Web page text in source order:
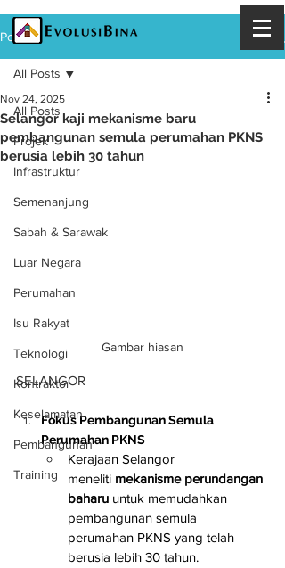
Post
All Posts
Projek
Infrastruktur
Semenanjung
Sabah & Sarawak
Luar Negara
Perumahan
Isu Rakyat
Teknologi
Kontraktor
Keselamatan
Pembangunan
Training
All Posts
Selangor kaji mekanisme baru
pembangunan semula perumahan PKNS
berusia lebih 30 tahun
Nov 24, 2025
Gambar hiasan
SELANGOR
Fokus Pembangunan Semula
Perumahan PKNS
Kerajaan Selangor
meneliti mekanisme perundangan
baharu untuk memudahkan
pembangunan semula
perumahan PKNS yang telah
berusia lebih 30 tahun.